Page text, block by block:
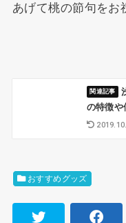
あげて桃の節句をお
の特徴や
おすすめグッズ